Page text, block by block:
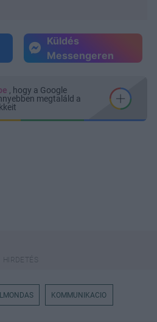
Küldés
Messengeren
, hogy a Google
megtaláld a
KOMMUNIKACIO